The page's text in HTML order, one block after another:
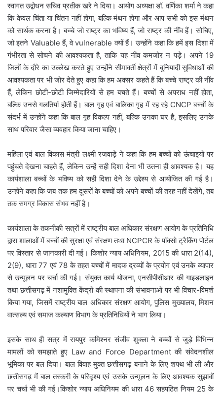
स्वागत उद्बोधन सचिव प्रतीक खरे ने दिया। आयोग अध्यक्षा डॉ. वर्णिका शर्मा ने कहा
कि केवल चिंता या चिंतन नहीं होगा, बल्कि मंथन होगा और आप सभी को इस मंथन
को सार्थक करना है। बच्चे जो राष्ट्र का भविष्य हैं, जो राष्ट्र की नींव हैं। सोचिए,
जो इतने Valuable हैं, वे vulnerable क्यों हैं। उन्होंने कहा कि हमें इस दिशा में
गंभीरता से सोचने की आवश्यकता है, ताकि यह नींव कमजोर न पड़े। अपने 19
जिलों के दौरे का उल्लेख करते हुए उन्होंने सीमावर्ती क्षेत्रों में बुनियादी सुविधाओं की
आवश्यकता पर भी जोर देते हुए कहा कि हम अक्सर कहते हैं कि बच्चे राष्ट्र की नींव
हैं, लेकिन छोटी-छोटी जिम्मेदारियों से हम बचते हैं। बच्चों से अपराध नहीं होता,
बल्कि उनसे गलतियां होती हैं। बाल गृह एवं बालिका गृह में रह रहे CNCP बच्चों के
संदर्भ में उन्होंने कहा कि बाल गृह विकल्प नहीं, बल्कि उनका घर है, इसलिए उनके
साथ परिवार जैसा व्यवहार किया जाना चाहिए।
महिला एवं बाल विकास मंत्री लक्ष्मी रजवाड़े ने कहा कि हम बच्चों को ऊंचाइयों पर
पहुंचते देखना चाहते हैं, लेकिन उन्हें सही दिशा देना भी उतना ही आवश्यक है। यह
कार्यशाला बच्चों के भविष्य को सही दिशा देने के उद्देश्य से आयोजित की गई है।
उन्होंने कहा कि जब तक हम दूसरों के बच्चों को अपने बच्चों की तरह नहीं देखेंगे, तब
तक समग्र विकास संभव नहीं है।
कार्यशाला के तकनीकी सत्रों में राष्ट्रीय बाल अधिकार संरक्षण आयोग के प्रतिनिधि
द्वारा शालाओं में बच्चों की सुरक्षा एवं संरक्षण तथा NCPCR के पॉक्सो ट्रैकिंग पोर्टल
पर विस्तार से जानकारी दी गई। किशोर न्याय अधिनियम, 2015 की धारा 2(14),
2(9), धारा 77 एवं 78 के तहत बच्चों में मादक द्रव्यों के प्रयोग एवं उनके व्यापार
से उन्मूलन पर चर्चा की गई। संयुक्त कार्य योजना, एनसीपीसीआर की गाइडलाइन
तथा छत्तीसगढ़ में नशामुक्ति केंद्रों की स्थापना की संभावनाओं पर भी विचार-विमर्श
किया गया, जिसमें राष्ट्रीय बाल अधिकार संरक्षण आयोग, पुलिस मुख्यालय, मिशन
वात्सल्य एवं समाज कल्याण विभाग के प्रतिनिधियों ने भाग लिया।
इसके साथ ही सत्र में रायपुर कमिश्नर संजीव शुक्ला ने बच्चों से जुड़े विभिन्न
मामलों को समझाते हुए Law and Force Department की संवेदनशील
भूमिका पर बल दिया। बाल विवाह मुक्त छत्तीसगढ़ बनाने के लिए शपथ भी ली और
छत्तीसगढ़ में बाल तस्करी के परिदृश्य एवं उसके उन्मूलन के लिए आवश्यक सुझावों
पर चर्चा भी की गई।किशोर न्याय अधिनियम की धारा 46 सहपठित नियम 25 के